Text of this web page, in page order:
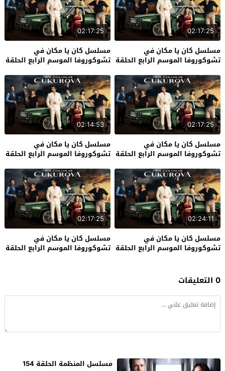
02:17:25
مسلسل كان يا مكان في
تشوكوروفا الموسم الرابع الحلقة
02:17:25
مسلسل كان يا مكان في
تشوكوروفا الموسم الرابع الحلقة
02:17:25
مسلسل كان يا مكان في
تشوكوروفا الموسم الرابع الحلقة
02:14:53
مسلسل كان يا مكان في
تشوكوروفا الموسم الرابع الحلقة
02:24:11
مسلسل كان يا مكان في
تشوكوروفا الموسم الرابع الحلقة
02:17:25
مسلسل كان يا مكان في
تشوكوروفا الموسم الرابع الحلقة
0 التعليقات
مسلسل المنظمة الحلقة 154